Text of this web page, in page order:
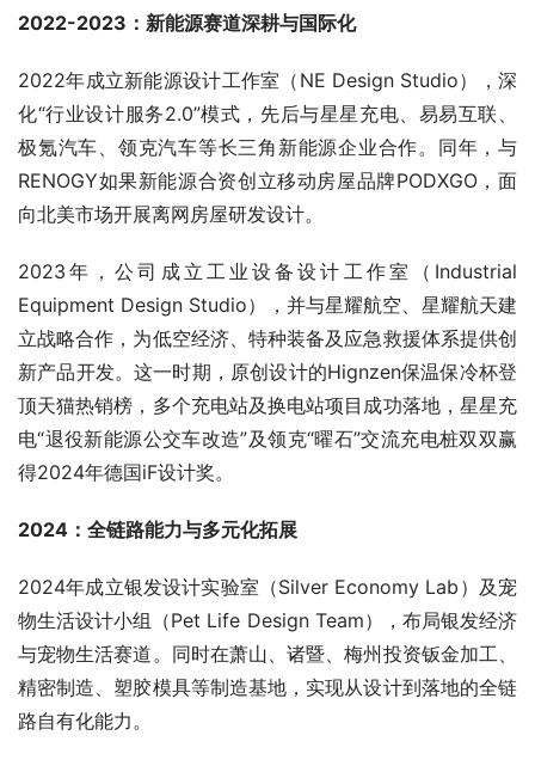
2022-2023：新能源赛道深耕与国际化
2022年成立新能源设计工作室（NE Design Studio），深
化“行业设计服务2.0”模式，先后与星星充电、易易互联、
极氪汽车、领克汽车等长三角新能源企业合作。同年，与
RENOGY如果新能源合资创立移动房屋品牌PODXGO，面
向北美市场开展离网房屋研发设计。
2023年，公司成立工业设备设计工作室（Industrial
Equipment Design Studio），并与星耀航空、星耀航天建
立战略合作，为低空经济、特种装备及应急救援体系提供创
新产品开发。这一时期，原创设计的Hignzen保温保冷杯登
顶天猫热销榜，多个充电站及换电站项目成功落地，星星充
电“退役新能源公交车改造”及领克“曜石”交流充电桩双双赢
得2024年德国iF设计奖。
2024：全链路能力与多元化拓展
2024年成立银发设计实验室（Silver Economy Lab）及宠
物生活设计小组（Pet Life Design Team），布局银发经济
与宠物生活赛道。同时在萧山、诸暨、梅州投资钣金加工、
精密制造、塑胶模具等制造基地，实现从设计到落地的全链
路自有化能力。